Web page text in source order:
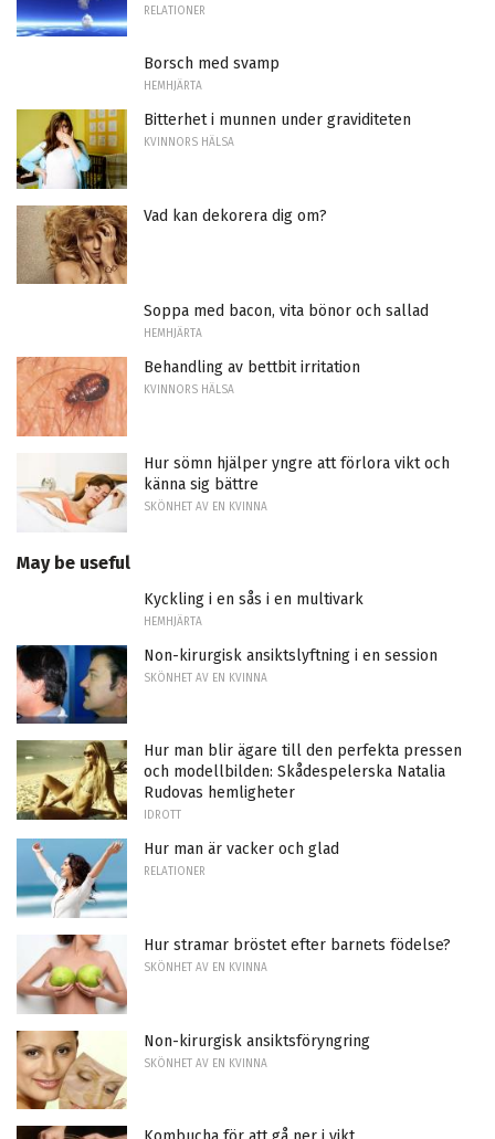
RELATIONER
Borsch med svamp
HEMHJÄRTA
Bitterhet i munnen under graviditeten
KVINNORS HÄLSA
Vad kan dekorera dig om?
Soppa med bacon, vita bönor och sallad
HEMHJÄRTA
Behandling av bettbit irritation
KVINNORS HÄLSA
Hur sömn hjälper yngre att förlora vikt och
känna sig bättre
SKÖNHET AV EN KVINNA
May be useful
Kyckling i en sås i en multivark
HEMHJÄRTA
Non-kirurgisk ansiktslyftning i en session
SKÖNHET AV EN KVINNA
Hur man blir ägare till den perfekta pressen
och modellbilden: Skådespelerska Natalia
Rudovas hemligheter
IDROTT
Hur man är vacker och glad
RELATIONER
Hur stramar bröstet efter barnets födelse?
SKÖNHET AV EN KVINNA
Non-kirurgisk ansiktsföryngring
SKÖNHET AV EN KVINNA